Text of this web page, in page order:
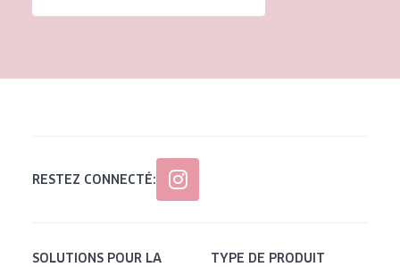
RESTEZ CONNECTÉ:
SOLUTIONS POUR LA
TYPE DE PRODUIT